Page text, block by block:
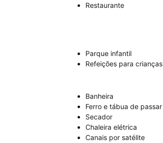
Restaurante
Parque infantil
Refeições para crianças
Banheira
Ferro e tábua de passar
Secador
Chaleira elétrica
Canais por satélite